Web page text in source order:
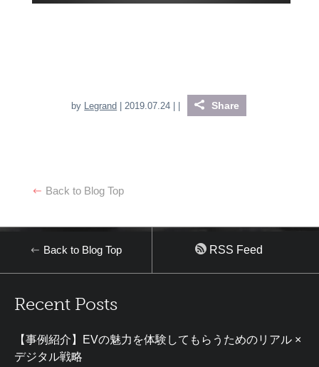
by Legrand | 2019.07.24 | | Share
Back to Blog Top
Back to Blog Top RSS Feed
Recent Posts
【事例紹介】EVの魅力を体験してもらうためのリアル ×
デジタル戦略